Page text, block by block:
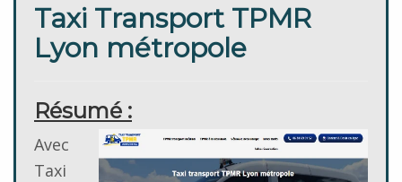
Taxi Transport TPMR
Lyon métropole
Résumé :
Avec
Taxi